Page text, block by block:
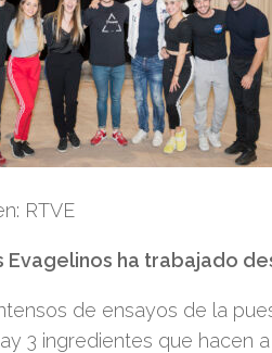
RTVE
Evagelinos ha trabajado
de ensayos de la
3 ingredientes que hacen